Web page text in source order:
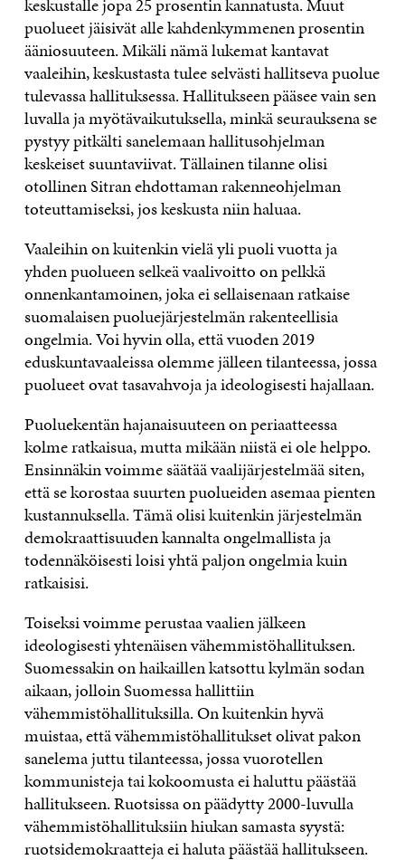
puolueet jäisivät alle kahdenkymmenen prosentin
ääniosuuteen. Mikäli nämä lukemat kantavat
vaaleihin, keskustasta tulee selvästi hallitseva puolue
tulevassa hallituksessa. Hallitukseen pääsee vain sen
luvalla ja myötävaikutuksella, minkä seurauksena se
pystyy pitkälti sanelemaan hallitusohjelman
keskeiset suuntaviivat. Tällainen tilanne olisi
otollinen Sitran ehdottaman rakenneohjelman
toteuttamiseksi, jos keskusta niin haluaa.
Vaaleihin on kuitenkin vielä yli puoli vuotta ja
yhden puolueen selkeä vaalivoitto on pelkkä
onnenkantamoinen, joka ei sellaisenaan ratkaise
suomalaisen puoluejärjestelmän rakenteellisia
ongelmia. Voi hyvin olla, että vuoden 2019
eduskuntavaaleissa olemme jälleen tilanteessa, jossa
puolueet ovat tasavahvoja ja ideologisesti hajallaan.
Puoluekentän hajanaisuuteen on periaatteessa
kolme ratkaisua, mutta mikään niistä ei ole helppo.
Ensinnäkin voimme säätää vaalijärjestelmää siten,
että se korostaa suurten puolueiden asemaa pienten
kustannuksella. Tämä olisi kuitenkin järjestelmän
demokraattisuuden kannalta ongelmallista ja
todennäköisesti loisi yhtä paljon ongelmia kuin
ratkaisisi.
Toiseksi voimme perustaa vaalien jälkeen
ideologisesti yhtenäisen vähemmistöhallituksen.
Suomessakin on haikaillen katsottu kylmän sodan
aikaan, jolloin Suomessa hallittiin
vähemmistöhallituksilla. On kuitenkin hyvä
muistaa, että vähemmistöhallitukset olivat pakon
sanelema juttu tilanteessa, jossa vuorotellen
kommunisteja tai kokoomusta ei haluttu päästää
hallitukseen. Ruotsissa on päädytty 2000-luvulla
vähemmistöhallituksiin hiukan samasta syystä:
ruotsidemokraatteja ei haluta päästää hallitukseen.